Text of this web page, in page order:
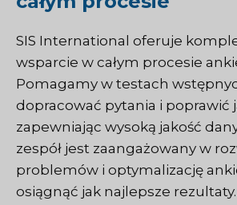
SIS International oferuje
wsparcie w całym procesie
Pomagamy w testach
dopracować pytania i poprawić
zapewniając wysoką jakość
zespół jest zaangażowany w
problemów i optymalizację
osiągnąć jak najlepsze rezultaty.